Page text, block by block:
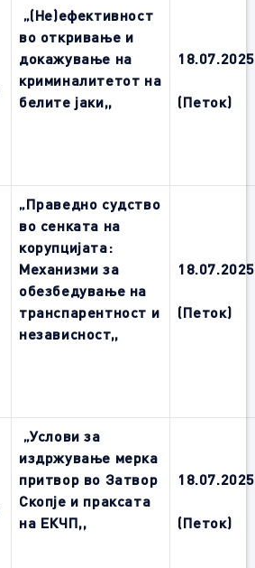
„(Не)ефективност
во откривање и
докажување на
криминалитетот на
белите јаки,,
1 8.07.2025
(Петок)
„Праведно судство
во сенката на
корупцијата:
Механизми за
обезбедување на
транспарентност и
независност,,
1 8.07.2025
(Петок)
„Услови за
издржување мерка
притвор во Затвор
Скопје и праксата
на ЕКЧП,,
1 8.07.2025
(Петок)